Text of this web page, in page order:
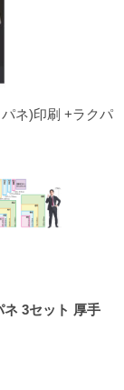
ネ)印刷 +ラクパ
3セット 厚手